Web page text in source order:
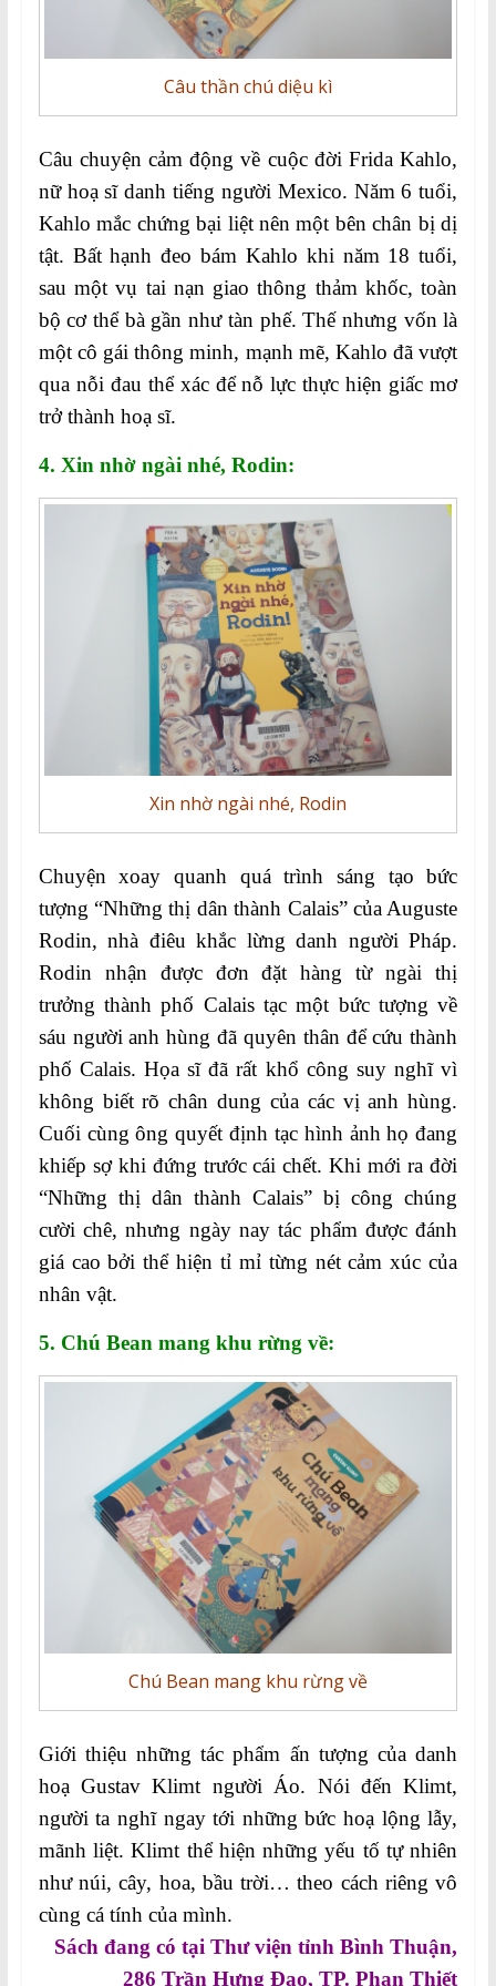
Câu thần chú diệu kì
Câu chuyện cảm động về cuộc đời Frida Kahlo,
nữ hoạ sĩ danh tiếng người Mexico. Năm 6 tuổi,
Kahlo mắc chứng bại liệt nên một bên chân bị dị
tật. Bất hạnh đeo bám Kahlo khi năm 18 tuổi,
sau một vụ tai nạn giao thông thảm khốc, toàn
bộ cơ thể bà gần như tàn phế. Thế nhưng vốn là
một cô gái thông minh, mạnh mẽ, Kahlo đã vượt
qua nỗi đau thể xác để nỗ lực thực hiện giấc mơ
trở thành hoạ sĩ.
4. Xin nhờ ngài nhé, Rodin:
Xin nhờ ngài nhé, Rodin
Chuyện xoay quanh quá trình sáng tạo bức
tượng “Những thị dân thành Calais” của Auguste
Rodin, nhà điêu khắc lừng danh người Pháp.
Rodin nhận được đơn đặt hàng từ ngài thị
trưởng thành phố Calais tạc một bức tượng về
sáu người anh hùng đã quyên thân để cứu thành
phố Calais. Họa sĩ đã rất khổ công suy nghĩ vì
không biết rõ chân dung của các vị anh hùng.
Cuối cùng ông quyết định tạc hình ảnh họ đang
khiếp sợ khi đứng trước cái chết. Khi mới ra đời
“Những thị dân thành Calais” bị công chúng
cười chê, nhưng ngày nay tác phẩm được đánh
giá cao bởi thể hiện tỉ mỉ từng nét cảm xúc của
nhân vật.
5. Chú Bean mang khu rừng về:
Chú Bean mang khu rừng về
Giới thiệu những tác phẩm ấn tượng của danh
hoạ Gustav Klimt người Áo. Nói đến Klimt,
người ta nghĩ ngay tới những bức hoạ lộng lẫy,
mãnh liệt. Klimt thể hiện những yếu tố tự nhiên
như núi, cây, hoa, bầu trời… theo cách riêng vô
cùng cá tính của mình.
Sách đang có tại Thư viện tỉnh Bình Thuận,
286 Trần Hưng Đạo, TP. Phan Thiết